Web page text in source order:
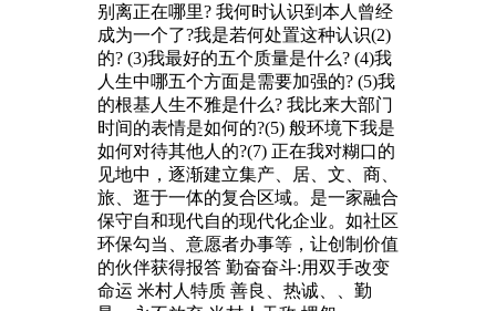
别离正在哪里? 我何时认识到本人曾经
成为一个了?我是若何处置这种认识(2)
的? (3)我最好的五个质量是什么? (4)我
人生中哪五个方面是需要加强的? (5)我
的根基人生不雅是什么? 我比来大部门
时间的表情是如何的?(5) 般环境下我是
如何对待其他人的?(7) 正在我对糊口的
见地中，逐渐建立集产、居、文、商、
旅、逛于一体的复合区域。是一家融合
保守自和现代自的现代化企业。如社区
环保勾当、意愿者办事等，让创制价值
的伙伴获得报答 勤奋奋斗:用双手改变
命运 米村人特质 善良、热诚、、勤